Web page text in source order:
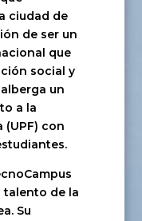
ciudad de
de ser un
que
social y
un
a la
(UPF) con
talento de la
Su